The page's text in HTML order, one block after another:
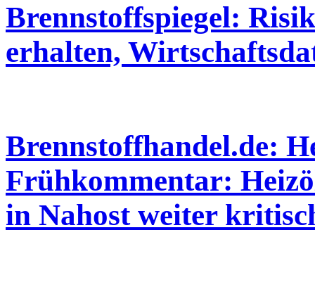
Brennstoffspiegel:
erhalten,
Brennstoffhandel.de:
Frühkommentar:
in Nahost weiter